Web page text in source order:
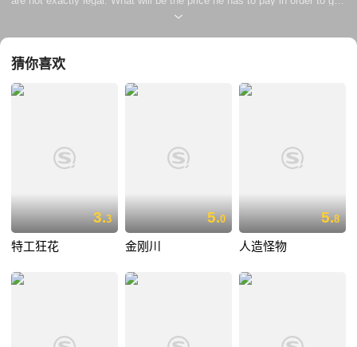
猜你喜欢
3.3
特工狂花
5.0
金刚川
5.8
人造怪物